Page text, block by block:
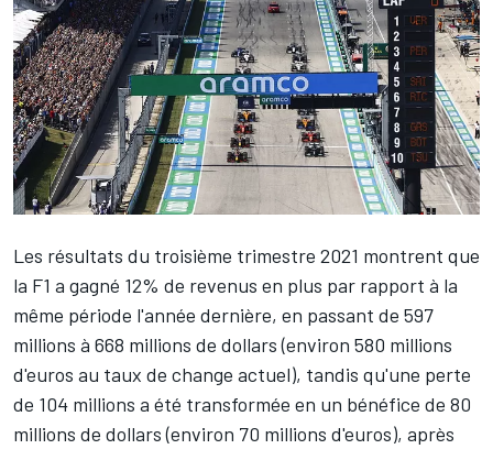
Les résultats du troisième trimestre 2021 montrent que
la F1 a gagné 12% de revenus en plus par rapport à la
même période l'année dernière, en passant de 597
millions à 668 millions de dollars (environ 580 millions
d'euros au taux de change actuel), tandis qu'une perte
de 104 millions a été transformée en un bénéfice de 80
millions de dollars (environ 70 millions d'euros), après